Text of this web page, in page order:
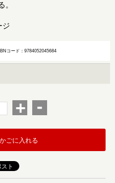
。
ジ
コード：9784052045684
+ -
ごに入れる